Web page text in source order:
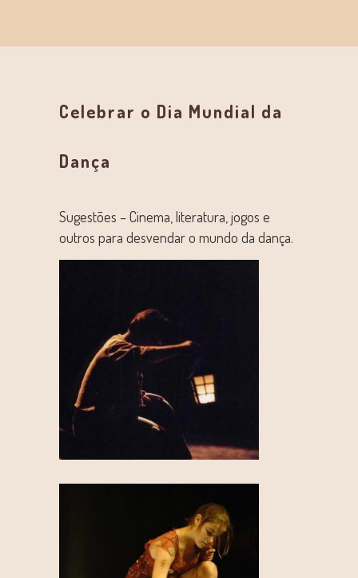
Celebrar o Dia Mundial da
Dança
Sugestões – Cinema, literatura, jogos e
outros para desvendar o mundo da dança.